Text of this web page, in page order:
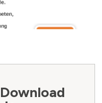
Download